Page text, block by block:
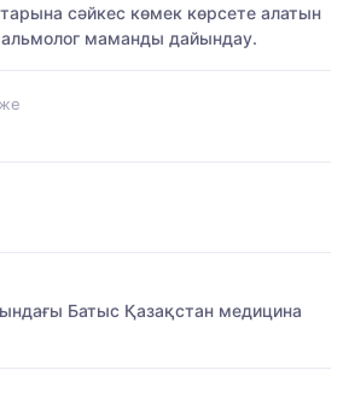
сәйкес көмек көрсете алатын
маманды дайындау.
Батыс Қазақстан медицина